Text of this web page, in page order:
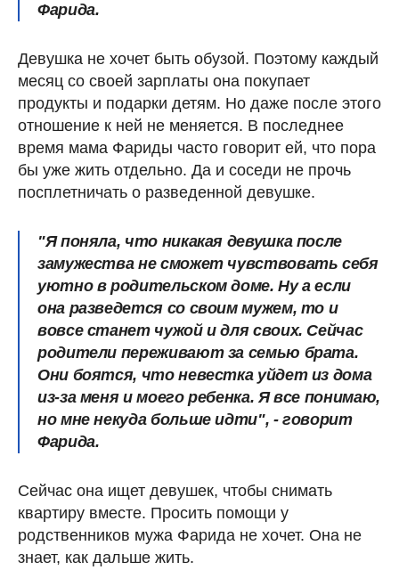
Фарида.
Девушка не хочет быть обузой. Поэтому каждый
месяц со своей зарплаты она покупает
продукты и подарки детям. Но даже после этого
отношение к ней не меняется. В последнее
время мама Фариды часто говорит ей, что пора
бы уже жить отдельно. Да и соседи не прочь
посплетничать о разведенной девушке.
"Я поняла, что никакая девушка после
замужества не сможет чувствовать себя
уютно в родительском доме. Ну а если
она разведется со своим мужем, то и
вовсе станет чужой и для своих. Сейчас
родители переживают за семью брата.
Они боятся, что невестка уйдет из дома
из-за меня и моего ребенка. Я все понимаю,
но мне некуда больше идти", - говорит
Фарида.
Сейчас она ищет девушек, чтобы снимать
квартиру вместе. Просить помощи у
родственников мужа Фарида не хочет. Она не
знает, как дальше жить.